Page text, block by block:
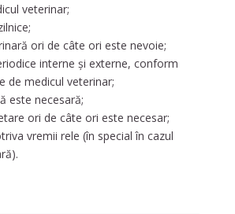
veterinar;
ori de câte ori este nevoie;
interne și externe, conform
de medicul veterinar;
este necesară;
ori de câte ori este necesar;
vremii rele (în special în cazul